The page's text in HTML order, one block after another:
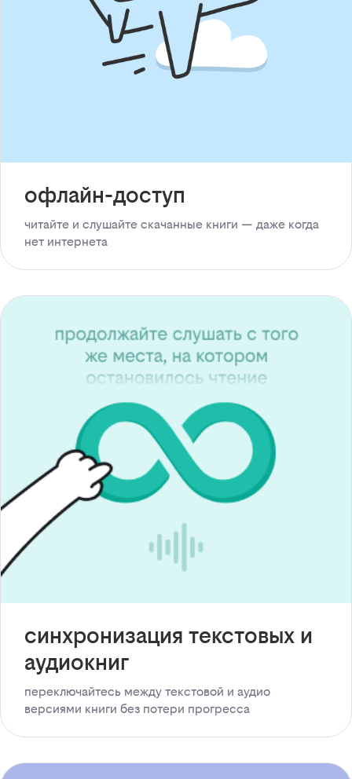
офлайн-доступ
читайте и слушайте скачанные книги — даже когда
нет интернета
синхронизация текстовых и
аудиокниг
переключайтесь между текстовой и аудио
версиями книги без потери прогресса